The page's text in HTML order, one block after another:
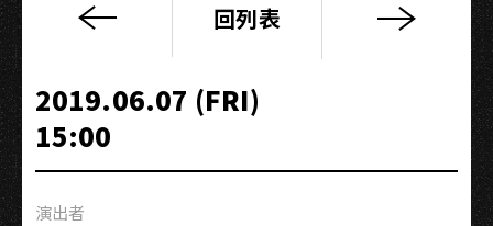
林
╳
黃
心
健
回列表
2019.06.07 (FRI)
15:00
演出者